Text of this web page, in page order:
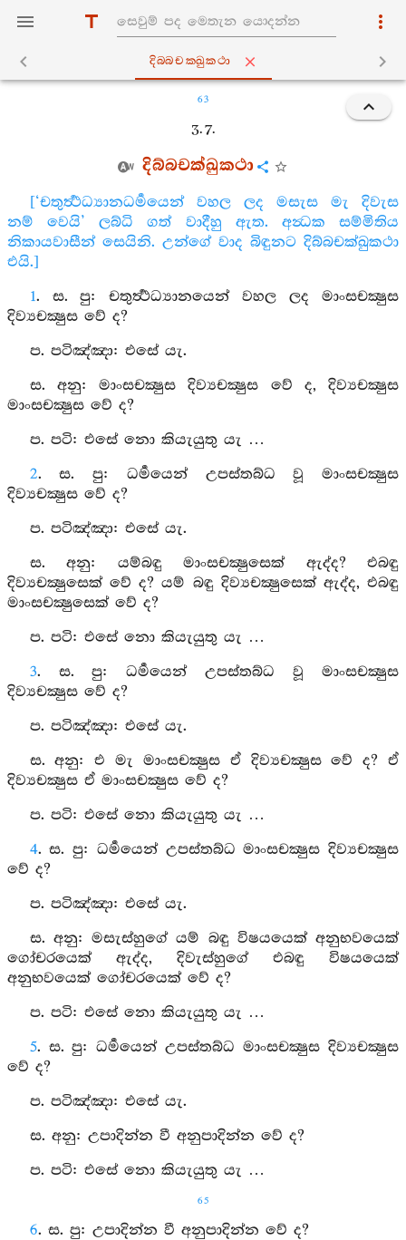
දිබ‍්බචක‍්ඛුකථා
63
3. 7.
දිබ්බචක්ඛුකථා
[‘චතුර්‍ත්‍ථධ්‍යානධර්‍මයෙන් වහල ලද මසැස මැ දිවැස
නම් වෙයි’ ලබ්ධි ගත් වාදීහු ඇත. අන්‍ධක සම්මිතිය
නිකායවාසීන් සෙයිනි. උන්ගේ වාද බිඳුනට දිබ්බචක්ඛුකථා
එයි.]
1. ස. පු: චතුර්‍ත්‍ථධ්‍යානයෙන් වහල ලද මාංසචක්‍ෂුස
දිව්‍යචක්‍ෂුස වේ ද?
ප. පටිඤ්ඤා: එසේ යැ.
ස. අනු: මාංසචක්‍ෂුස දිව්‍යචක්‍ෂුස වේ ද, දිව්‍යචක්‍ෂුස
මාංසචක්‍ෂුස වේ ද?
ප. පටි: එසේ නො කියැයුතු යැ …
2. ස. පු: ධර්‍මයෙන් උපස්තබ්ධ වූ මාංසචක්‍ෂුස
දිව්‍යචක්‍ෂුස වේ ද?
ප. පටිඤ්ඤා: එසේ යැ.
ස. අනු: යම්බඳු මාංසචක්‍ෂුසෙක් ඇද්ද? එබඳු
දිව්‍යචක්‍ෂුසෙක් වේ ද? යම් බඳු දිව්‍යචක්‍ෂුසෙක් ඇද්ද, එබඳු
මාංසචක්‍ෂුසෙක් වේ ද?
ප. පටි: එසේ නො කියැයුතු යැ …
3. ස. පු: ධර්‍මයෙන් උපස්තබ්ධ වූ මාංසචක්‍ෂුස
දිව්‍යචක්‍ෂුස වේ ද?
ප. පටිඤ්ඤා: එසේ යැ.
ස. අනු: එ මැ මාංසචක්‍ෂුස ඒ දිව්‍යචක්‍ෂුස වේ ද? ඒ
දිව්‍යචක්‍ෂුස ඒ මාංසචක්‍ෂුස වේ ද?
ප. පටි: එසේ නො කියැයුතු යැ …
4. ස. පු: ධර්‍මයෙන් උපස්තබ්ධ මාංසචක්‍ෂුස දිව්‍යචක්‍ෂුස
වේ ද?
ප. පටිඤ්ඤා: එසේ යැ.
ස. අනු: මසැස්හුගේ යම් බඳු විෂයයෙක් අනුභවයෙක්
ගෝචරයෙක් ඇද්ද, දිවැස්හුගේ එබඳු විෂයයෙක්
අනුභවයෙක් ගෝචරයෙක් වේ ද?
ප. පටි: එසේ නො කියැයුතු යැ …
5. ස. පු: ධර්‍මයෙන් උපස්තබ්ධ මාංසචක්‍ෂුස දිව්‍යචක්‍ෂුස
වේ ද?
ප. පටිඤ්ඤා: එසේ යැ.
ස. අනු: උපාදින්න වී අනුපාදින්න වේ ද?
ප. පටි: එසේ නො කියැයුතු යැ …
65
6. ස. පු: උපාදින්න වී අනුපාදින්න වේ ද?